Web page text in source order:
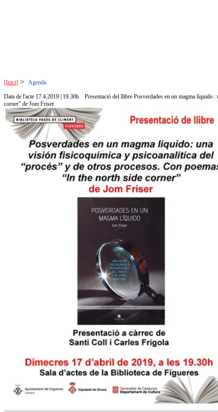
[Inici] > Agenda
Data de l'acte 17.4.2019 | 19.30h
Presentació del llibre Posverdades en un magma
corner" de Jom Friser